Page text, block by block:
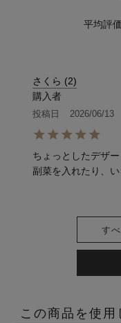
さくら
2
購入者
投稿日 2026/06/13
ちょっとしたデザ
副菜を入れたり、
す
この商品を使用